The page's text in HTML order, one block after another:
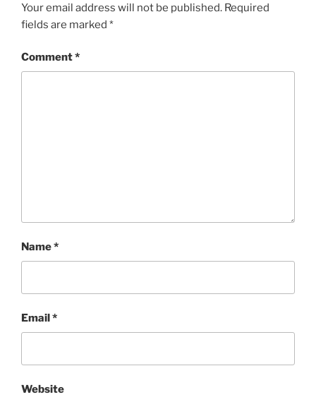
Your email address will not be published. Required
fields are marked *
Comment*
Name*
Email*
Website